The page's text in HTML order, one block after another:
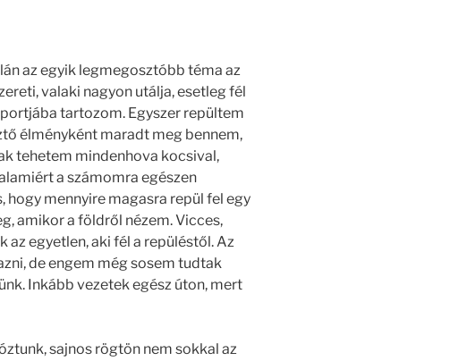
az egyik legmegosztóbb téma az
valaki nagyon utálja, esetleg fél
tartozom. Egyszer repültem
élményként maradt meg bennem,
tehetem mindenhova kocsival,
a számomra egészen
hogy mennyire magasra repül fel egy
amikor a földről nézem. Vicces,
egyetlen, aki fél a repüléstől. Az
de engem még sosem tudtak
Inkább vezetek egész úton, mert
sajnos rögtön nem sokkal az